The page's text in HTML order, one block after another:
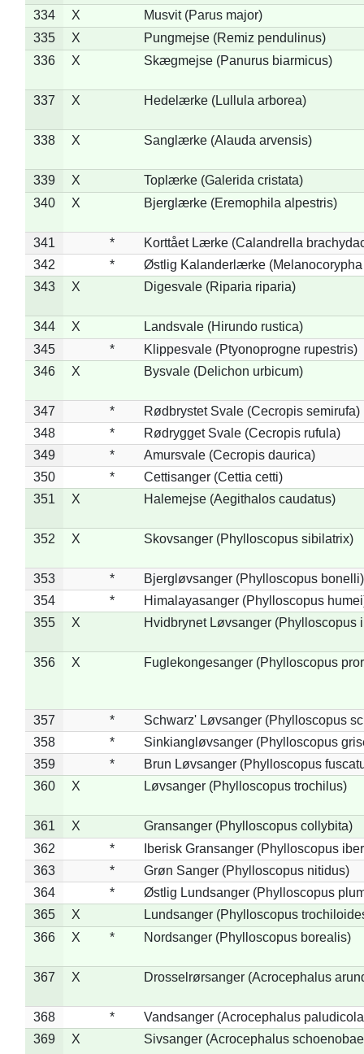
334
X
Musvit (Parus major)
335
X
Pungmejse (Remiz pendulinus)
336
X Skægmejse (Panurus biarmicus)
337 X Hedelærke (Lullula arborea)
338 X Sanglærke (Alauda arvensis)
339 X
Toplærke (Galerida cristata)
340
X Bjerglærke (Eremophila alpestris)
341 *
Korttået Lærke (Calandrella
342
*
Østlig Kalanderlærke (Melanocorypha
343
X Digesvale (Riparia riparia)
344 X
Landsvale (Hirundo rustica)
345
*
Klippesvale (Ptyonoprogne rupestris)
346
X Bysvale (Delichon urbicum)
347 *
Rødbrystet Svale (Cecropis semirufa)
348
*
Rødrygget Svale (Cecropis rufula)
349
*
Amursvale (Cecropis daurica)
350
*
Cettisanger (Cettia cetti)
351
X Halemejse (Aegithalos caudatus)
352 X Skovsanger (Phylloscopus sibilatrix)
353 *
Bjergløvsanger (Phylloscopus bonelli)
354
*
Himalayasanger (Phylloscopus
355
X Hvidbrynet Løvsanger (Phylloscopus
356 X Fuglekongesanger (Phylloscopus
357 *
Schwarz' Løvsanger (Phylloscopus
358
*
Sinkiangløvsanger (Phylloscopus
359
*
Brun Løvsanger (Phylloscopus
360
X Løvsanger (Phylloscopus trochilus)
361 X
Gransanger (Phylloscopus collybita)
362
*
Iberisk Gransanger (Phylloscopus
363
*
Grøn Sanger (Phylloscopus nitidus)
364
*
Østlig Lundsanger (Phylloscopus
365
X
Lundsanger (Phylloscopus
366
X * Nordsanger (Phylloscopus borealis)
367 X Drosselrørsanger (Acrocephalus
368 *
Vandsanger (Acrocephalus
369
X Sivsanger (Acrocephalus